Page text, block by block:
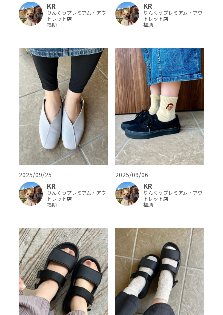
KR
りんくうプレミアム・アウ
トレット店
福助
KR
りんくうプレミアム・アウ
トレット店
福助
2025/09/25
KR
りんくうプレミアム・アウ
トレット店
福助
2025/09/06
KR
りんくうプレミアム・アウ
トレット店
福助